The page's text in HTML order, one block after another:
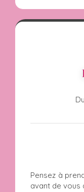
Du
Pensez à
avant de vous